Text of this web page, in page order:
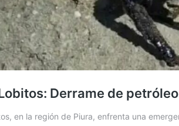
Derrame de
en la región de Piura, enfrenta una